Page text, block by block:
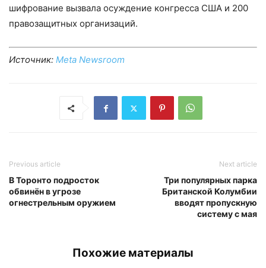
шифрование вызвала осуждение конгресса США и 200
правозащитных организаций.
Источник: Meta Newsroom
Previous article
В Торонто подросток
обвинён в угрозе
огнестрельным оружием
Next article
Три популярных парка
Британской Колумбии
вводят пропускную
систему с мая
Похожие материалы